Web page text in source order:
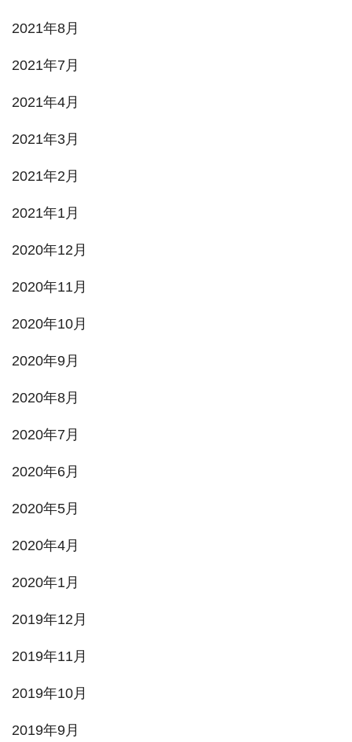
2021年8月
2021年7月
2021年4月
2021年3月
2021年2月
2021年1月
2020年12月
2020年11月
2020年10月
2020年9月
2020年8月
2020年7月
2020年6月
2020年5月
2020年4月
2020年1月
2019年12月
2019年11月
2019年10月
2019年9月